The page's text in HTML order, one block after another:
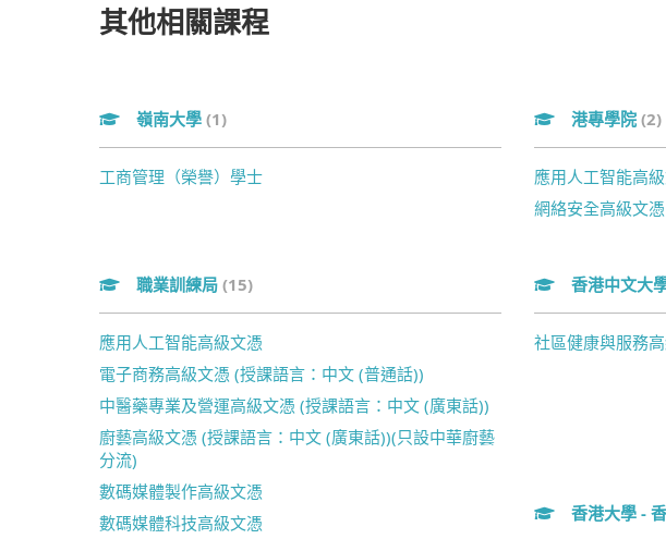
其他相關課程
嶺南大學 (1)
工商管理（榮譽）學士
港專學院 (2)
應用人工智能高
網絡安全高級文憑
職業訓練局 (15)
應用人工智能高級文憑
電子商務高級文憑 (授課語言：中文 (普通話))
中醫藥專業及營運高級文憑 (授課語言：中文 (廣東話))
廚藝高級文憑 (授課語言：中文 (廣東話))(只設中華廚藝
分流)
數碼媒體製作高級文憑
數碼媒體科技高級文憑
香港中文大
社區健康與服務
香港大學 -